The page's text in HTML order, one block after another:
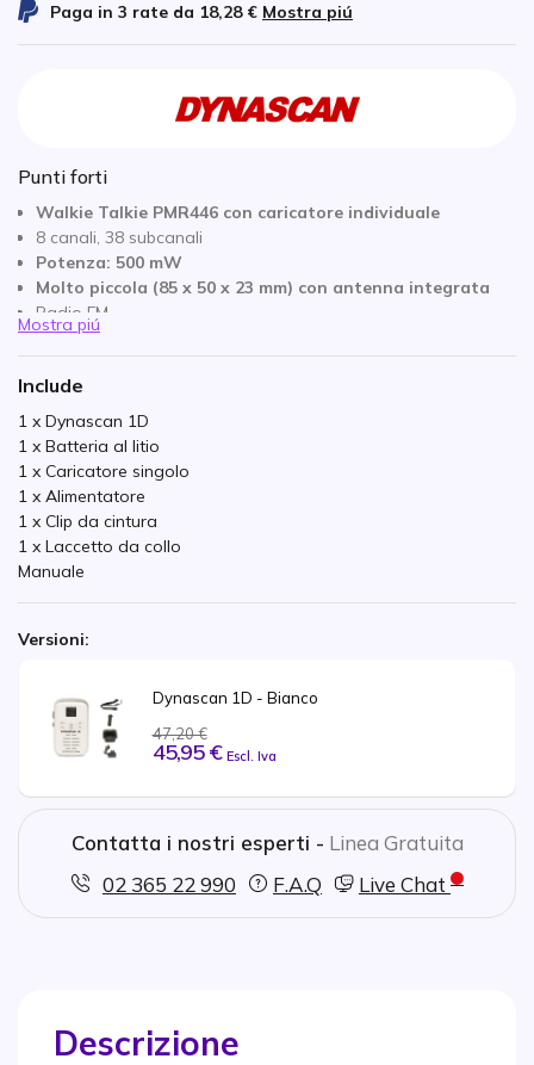
Paga in 3 rate da 18,28 € Mostra piú
Punti forti
Walkie Talkie PMR446 con caricatore individuale
8 canali, 38 subcanali
Potenza: 500 mW
Molto piccola (85 x 50 x 23 mm) con antenna integrata
Radio FM
Pulsante di emergenza
Torcia elettrica
Blocco tasti
Timer di trasmissione TOT
Presa auricolare
Perfetto per negozi / attenzione al pubblico
Colori disponibili: nero / bianco.
Mostra piú
Include
1 x Dynascan 1D
1 x Batteria al litio
1 x Caricatore singolo
1 x Alimentatore
1 x Clip da cintura
1 x Laccetto da collo
Manuale
Versioni:
Dynascan 1D - Bianco
47,20 €
45,95 € Escl. Iva
Contatta i nostri esperti - Linea Gratuita
02 365 22 990
F.A.Q Live Chat
Descrizione